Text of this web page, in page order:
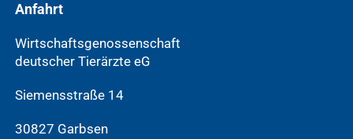
Anfahrt
Wirtschaftsgenossenschaft
deutscher Tierärzte eG
Siemensstraße 14
30827 Garbsen